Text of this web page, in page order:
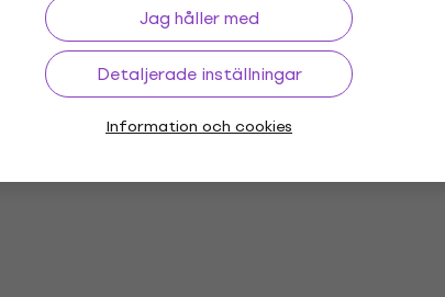
Jag håller med
Detaljerade inställningar
Information och cookies
Vinyl LP-skivor Musikkepsar